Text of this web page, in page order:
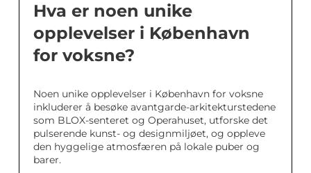
Hva er noen unike
opplevelser i København
for voksne?
Noen unike opplevelser i København for voksne
inkluderer å besøke avantgarde-arkitekturstedene
som BLOX-senteret og Operahuset, utforske det
pulserende kunst- og designmiljøet, og oppleve
den hyggelige atmosfæren på lokale puber og
barer.